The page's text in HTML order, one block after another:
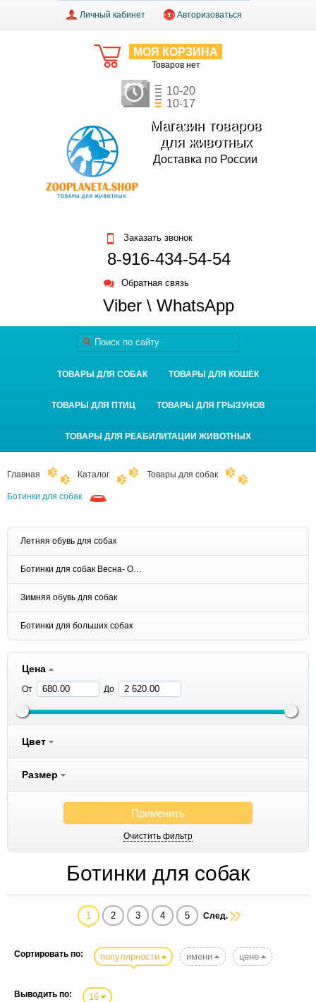
Личный кабинет Авторизоваться
МОЯ КОРЗИНА
Товаров нет
10-20
10-17
Магазин товаров
для животных
Доставка по России
Заказать звонок
8-916-434-54-54
Обратная связь
Viber \ WhatsApp
ТОВАРЫ ДЛЯ СОБАК ТОВАРЫ ДЛЯ КОШЕК
ТОВАРЫ ДЛЯ ПТИЦ ТОВАРЫ ДЛЯ ГРЫЗУНОВ
ТОВАРЫ ДЛЯ РЕАБИЛИТАЦИИ ЖИВОТНЫХ
Главная Каталог Товары для собак
Ботинки для собак
Летняя обувь для собак
Ботинки для собак Весна- Осень
Зимняя обувь для собак
Ботинки для больших собак
Цена
От До
Цвет
Размер
Применить
Очистить фильтр
Ботинки для собак
1 2 3 4 5 След.
Сортировать по: популярности имени цене
Выводить по: 16